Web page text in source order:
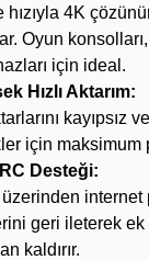
4K
Oyun
için ideal.
Hızlı Aktarım:
kayıpsız
için maksimum
Desteği:
internet
geri ileterek ek
kaldırır.